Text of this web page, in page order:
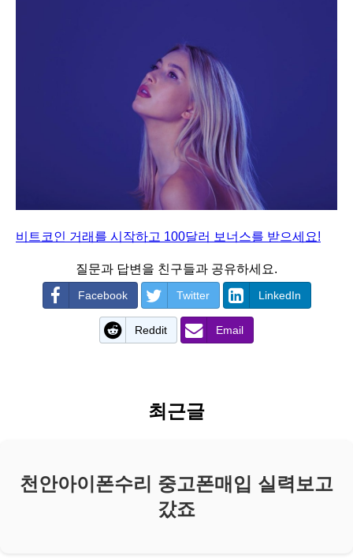
비트코인 거래를 시작하고 100달러 보너스를 받으세요!
질문과 답변을 친구들과 공유하세요.
Facebook Twitter LinkedIn
Reddit Email
최근글
천안아이폰수리 중고폰매입 실력보고
갔죠